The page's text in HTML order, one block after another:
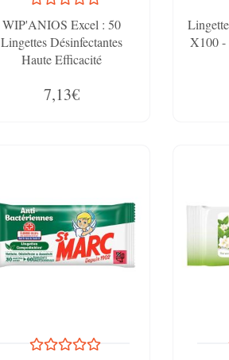
WIP'ANIOS Excel : 50
Lingettes Désinfectantes
Haute Efficacité
7,13€
X100 -